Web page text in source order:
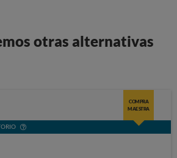
otras alternativas
COMPRA
MAESTRA